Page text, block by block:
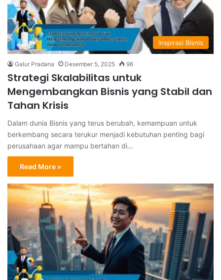
Inspirasi Bisnis
Galur Pradana Desember 5, 2025 96
Strategi Skalabilitas untuk
Mengembangkan Bisnis yang Stabil dan
Tahan Krisis
Dalam dunia Bisnis yang terus berubah, kemampuan untuk
berkembang secara terukur menjadi kebutuhan penting bagi
perusahaan agar mampu bertahan di…
Read More »